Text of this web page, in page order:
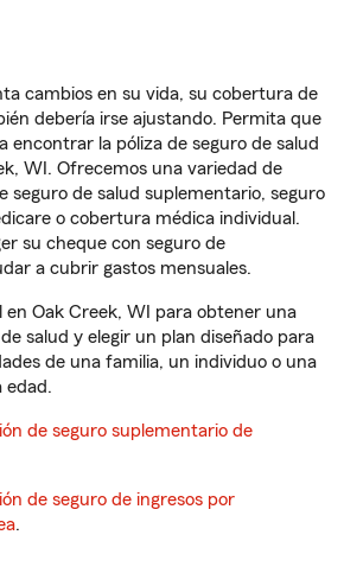
cambios en su vida, su cobertura de
debería irse ajustando. Permita que
encontrar la póliza de seguro de salud
WI. Ofrecemos una variedad de
seguro de salud suplementario, seguro
o cobertura médica individual.
su cheque con seguro de
a cubrir gastos mensuales.
en Oak Creek, WI para obtener una
salud y elegir un plan diseñado para
de una familia, un individuo o una
edad.
de seguro suplementario de
de seguro de ingresos por
.